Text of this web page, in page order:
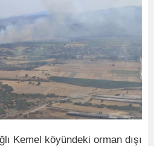
Kemel köyündeki orman dışı